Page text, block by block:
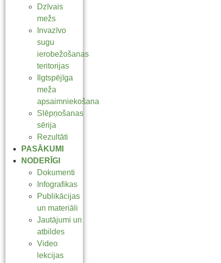
Dzīvais
mežs
Invazīvo
sugu
ierobežošanas
teritorijas
Ilgtspējīga
meža
apsaimniekošana
Slēpņošanas
sērija
Rezultāti
PASĀKUMI
NODERĪGI
Dokumenti
Infografikas
Publikācijas
un materiāli
Jautājumi un
atbildes
Video
lekcijas